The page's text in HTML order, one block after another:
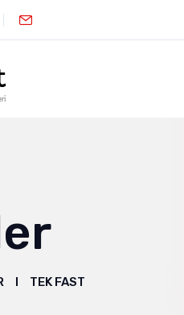
TEK FAST